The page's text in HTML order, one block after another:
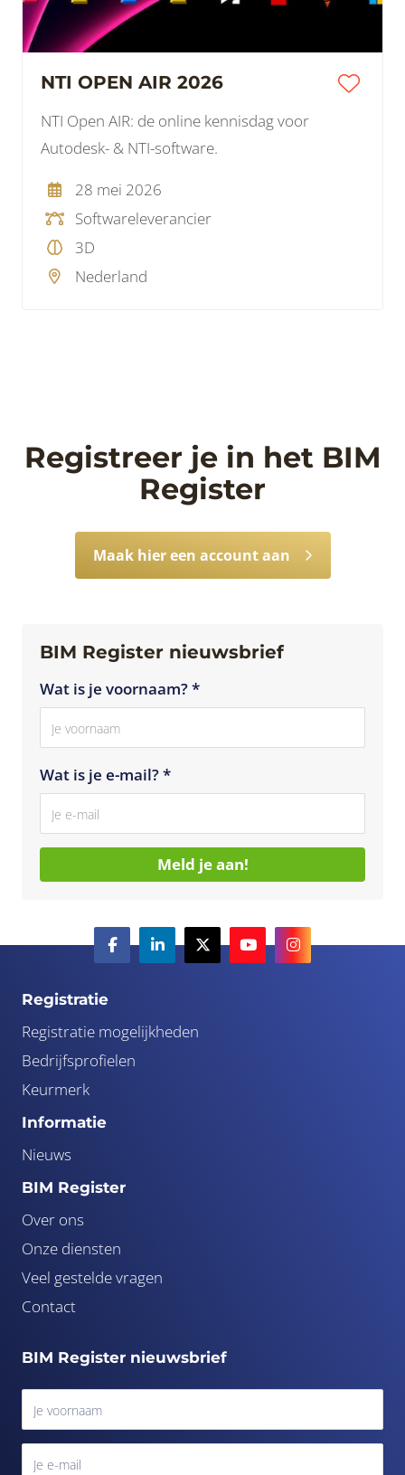
BIM Register nieuwsbrief
Wat is je voornaam? *
Wat is je e-mail? *
Meld je aan!
NTI OPEN AIR 2026
NTI Open AIR: de online kennisdag voor
Autodesk- & NTI-software.
28 mei 2026
Softwareleverancier
3D
Nederland
Registreer je in het BIM
Register
Maak hier een account aan
Registratie
Registratie mogelijkheden
Bedrijfsprofielen
Keurmerk
Informatie
Nieuws
BIM Register
Over ons
Onze diensten
Veel gestelde vragen
Contact
BIM Register nieuwsbrief